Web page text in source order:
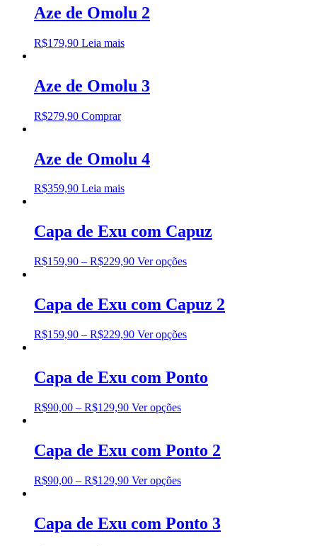
Aze de Omolu 2
R$179,90 Leia mais
Aze de Omolu 3
R$279,90 Comprar
Aze de Omolu 4
R$359,90 Leia mais
Capa de Exu com Capuz
R$159,90 – R$229,90 Ver opções
Capa de Exu com Capuz 2
R$159,90 – R$229,90 Ver opções
Capa de Exu com Ponto
R$90,00 – R$129,90 Ver opções
Capa de Exu com Ponto 2
R$90,00 – R$129,90 Ver opções
Capa de Exu com Ponto 3